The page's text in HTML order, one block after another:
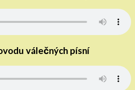
válečných písní